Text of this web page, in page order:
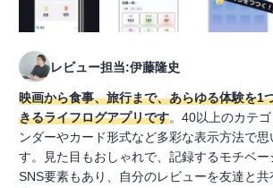
レビュー担当:伊藤隆史
映画から食事、旅行まで、あらゆる体験を1
きるライフログアプリです。40以上のカテ
ンダーやカード形式など多彩な表示方法で思
す。見た目もおしゃれで、記録するモチベー
SNS要素もあり、自分のレビューを友達と共